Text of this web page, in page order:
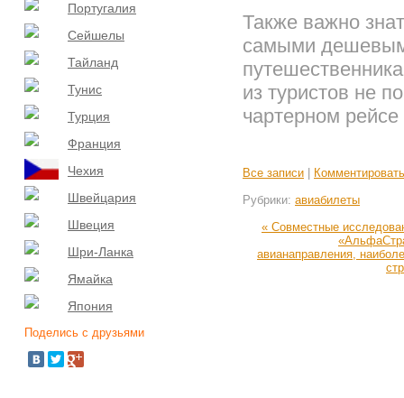
Португалия
Сейшелы
Тайланд
Тунис
Турция
Франция
Чехия
Швейцария
Швеция
Шри-Ланка
Ямайка
Япония
Поделись с друзьями
Также важно
самыми
из туристов не
чартерном
Все записи
Комментировать
Рубрики: авиабилеты
« Совместные
авианаправления,